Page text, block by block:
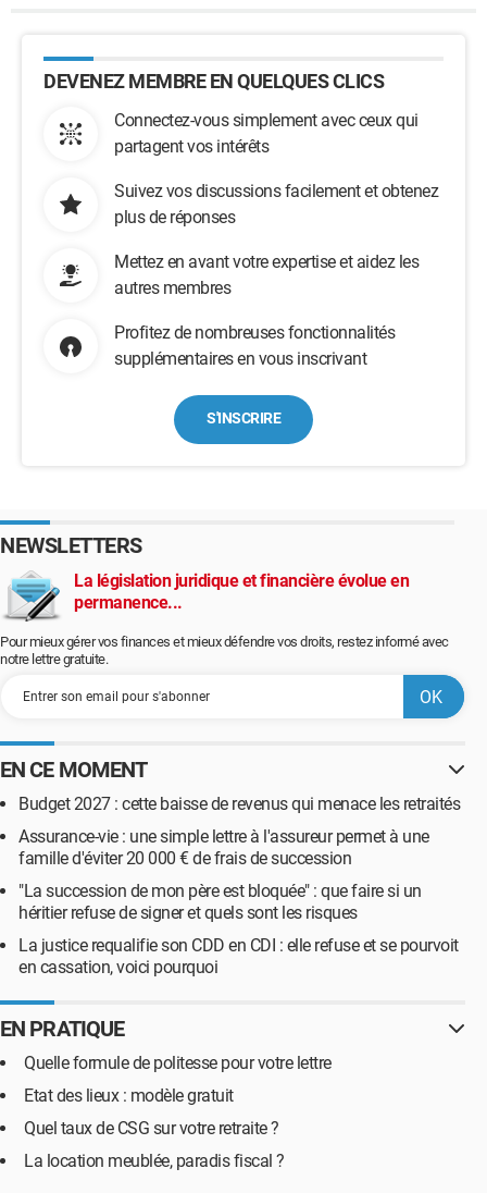
DEVENEZ MEMBRE EN QUELQUES CLICS
Connectez-vous simplement avec ceux qui
partagent vos intérêts
Suivez vos discussions facilement et obtenez
plus de réponses
Mettez en avant votre expertise et aidez les
autres membres
Profitez de nombreuses fonctionnalités
supplémentaires en vous inscrivant
S'INSCRIRE
NEWSLETTERS
La législation juridique et financière évolue en
permanence...
Pour mieux gérer vos finances et mieux défendre vos droits, restez informé avec
notre lettre gratuite.
EN CE MOMENT
Budget 2027 : cette baisse de revenus qui menace les retraités
Assurance-vie : une simple lettre à l'assureur permet à une
famille d'éviter 20 000 € de frais de succession
"La succession de mon père est bloquée" : que faire si un
héritier refuse de signer et quels sont les risques
La justice requalifie son CDD en CDI : elle refuse et se pourvoit
en cassation, voici pourquoi
EN PRATIQUE
Quelle formule de politesse pour votre lettre
Etat des lieux : modèle gratuit
Quel taux de CSG sur votre retraite ?
La location meublée, paradis fiscal ?